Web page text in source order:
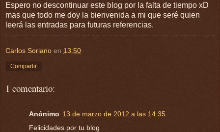
Espero no descontinuar este blog por la falta de tiempo xD
mas que todo me doy la bienvenida a mi que seré quien
leerá las entradas para futuras referencias.
Carlos Soriano en 13:50
Compartir
1 comentario:
Anónimo 13 de marzo de 2012 a las 14:35
Felicidades por tu blog